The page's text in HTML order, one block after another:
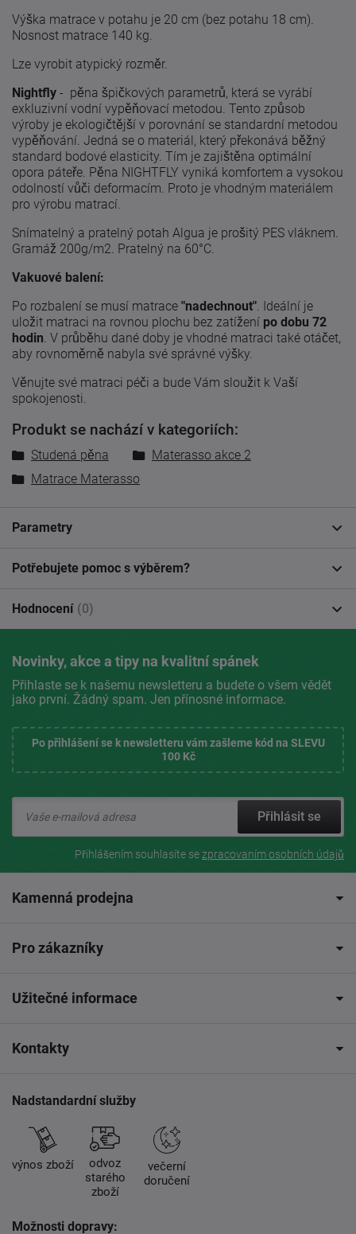
Výška matrace v potahu je 20 cm (bez potahu 18 cm).
Nosnost matrace 140 kg.
Lze vyrobit atypický rozměr.
Nightfly - pěna špičkových parametrů, která se vyrábí
exkluzivní vodní vypěňovací metodou. Tento způsob
výroby je ekologičtější v porovnání se standardní metodou
vypěňování. Jedná se o materiál, který překonává běžný
standard bodové elasticity. Tím je zajištěna optimální
opora páteře. Pěna NIGHTFLY vyniká komfortem a vysokou
odolností vůči deformacím. Proto je vhodným materiálem
pro výrobu matrací.
Snímatelný a pratelný potah Algua je prošitý PES vláknem.
Gramáž 200g/m2. Pratelný na 60°C.
Vakuové balení:
Po rozbalení se musí matrace "nadechnout" . Ideální je
uložit matraci na rovnou plochu bez zatížení po dobu 72
hodin . V průběhu dané doby je vhodné matraci také otáčet,
aby rovnoměrně nabyla své správné výšky.
Věnujte své matraci péči a bude Vám sloužit k Vaší
spokojenosti.
Produkt se nachází v kategoriích:
Studená pěna
Materasso akce 2
Matrace Materasso
Parametry
Potřebujete pomoc s výběrem?
Hodnocení (0)
Novinky, akce a tipy na kvalitní spánek
Přihlaste se k našemu newsletteru a budete o všem vědět
jako první. Žádný spam. Jen přínosné informace.
Po přihlášení se k newsletteru vám zašleme kód na SLEVU
100 Kč
Přihlásit se
Přihlášením souhlasíte sezpracovaním osobních údajů
Kamenná prodejna
Pro zákazníky
Užitečné informace
Kontakty
Nadstandardní služby
výnos zboží
odvoz
starého
zboží
večerní
doručení
Možnosti dopravy: